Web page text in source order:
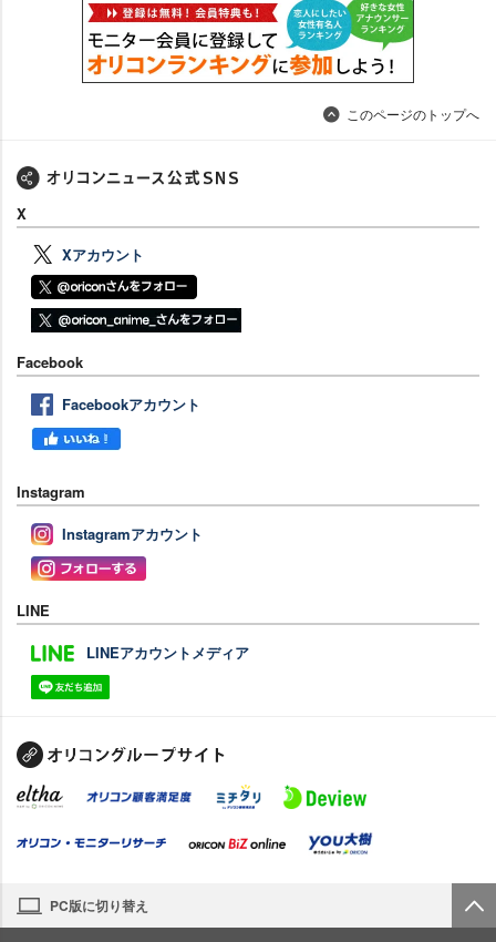
このページのトップへ
X
Xアカウント
Facebook
Facebookアカウント
Instagram
Instagramアカウント
LINE
LINEアカウントメディア
PC版に切り替え